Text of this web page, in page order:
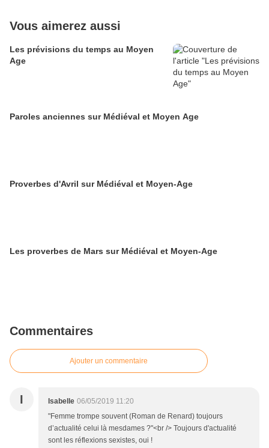
Vous aimerez aussi
Les prévisions du temps au Moyen
Age
Paroles anciennes sur Médiéval et Moyen Age
Proverbes d'Avril sur Médiéval et Moyen-Age
Les proverbes de Mars sur Médiéval et Moyen-Age
Commentaires
Ajouter un commentaire
I Isabelle 06/05/2019 11:20
"Femme trompe souvent (Roman de Renard) toujours
d’actualité celui là mesdames ?"<br /> Toujours d'actualité
sont les réflexions sexistes, oui !